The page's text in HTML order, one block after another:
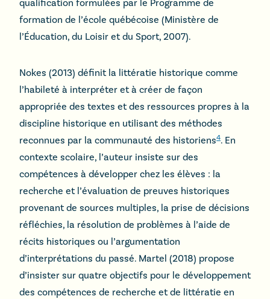
qualification formulées par le Programme de
formation de l’école québécoise (Ministère de
l’Éducation, du Loisir et du Sport, 2007).
Nokes (2013) définit la littératie historique comme
l’habileté à interpréter et à créer de façon
appropriée des textes et des ressources propres à la
discipline historique en utilisant des méthodes
reconnues par la communauté des historiens4. En
contexte scolaire, l’auteur insiste sur des
compétences à développer chez les élèves : la
recherche et l’évaluation de preuves historiques
provenant de sources multiples, la prise de décisions
réfléchies, la résolution de problèmes à l’aide de
récits historiques ou l’argumentation
d’interprétations du passé. Martel (2018) propose
d’insister sur quatre objectifs pour le développement
des compétences de recherche et de littératie en